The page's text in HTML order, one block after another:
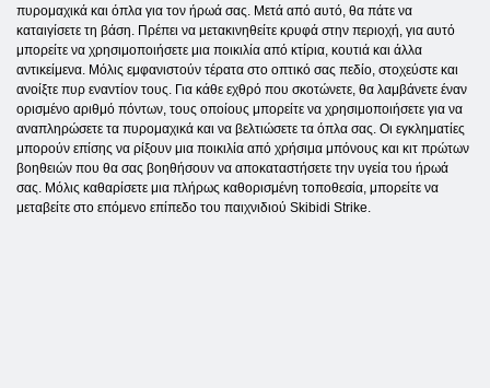
πυρομαχικά και όπλα για τον ήρωά σας. Μετά από αυτό, θα πάτε να
καταιγίσετε τη βάση. Πρέπει να μετακινηθείτε κρυφά στην περιοχή, για αυτό
μπορείτε να χρησιμοποιήσετε μια ποικιλία από κτίρια, κουτιά και άλλα
αντικείμενα. Μόλις εμφανιστούν τέρατα στο οπτικό σας πεδίο, στοχεύστε και
ανοίξτε πυρ εναντίον τους. Για κάθε εχθρό που σκοτώνετε, θα λαμβάνετε έναν
ορισμένο αριθμό πόντων, τους οποίους μπορείτε να χρησιμοποιήσετε για να
αναπληρώσετε τα πυρομαχικά και να βελτιώσετε τα όπλα σας. Οι εγκληματίες
μπορούν επίσης να ρίξουν μια ποικιλία από χρήσιμα μπόνους και κιτ πρώτων
βοηθειών που θα σας βοηθήσουν να αποκαταστήσετε την υγεία του ήρωά
σας. Μόλις καθαρίσετε μια πλήρως καθορισμένη τοποθεσία, μπορείτε να
μεταβείτε στο επόμενο επίπεδο του παιχνιδιού Skibidi Strike.